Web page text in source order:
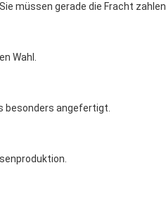
müssen gerade die Fracht zahlen.
Wahl.
besonders angefertigt.